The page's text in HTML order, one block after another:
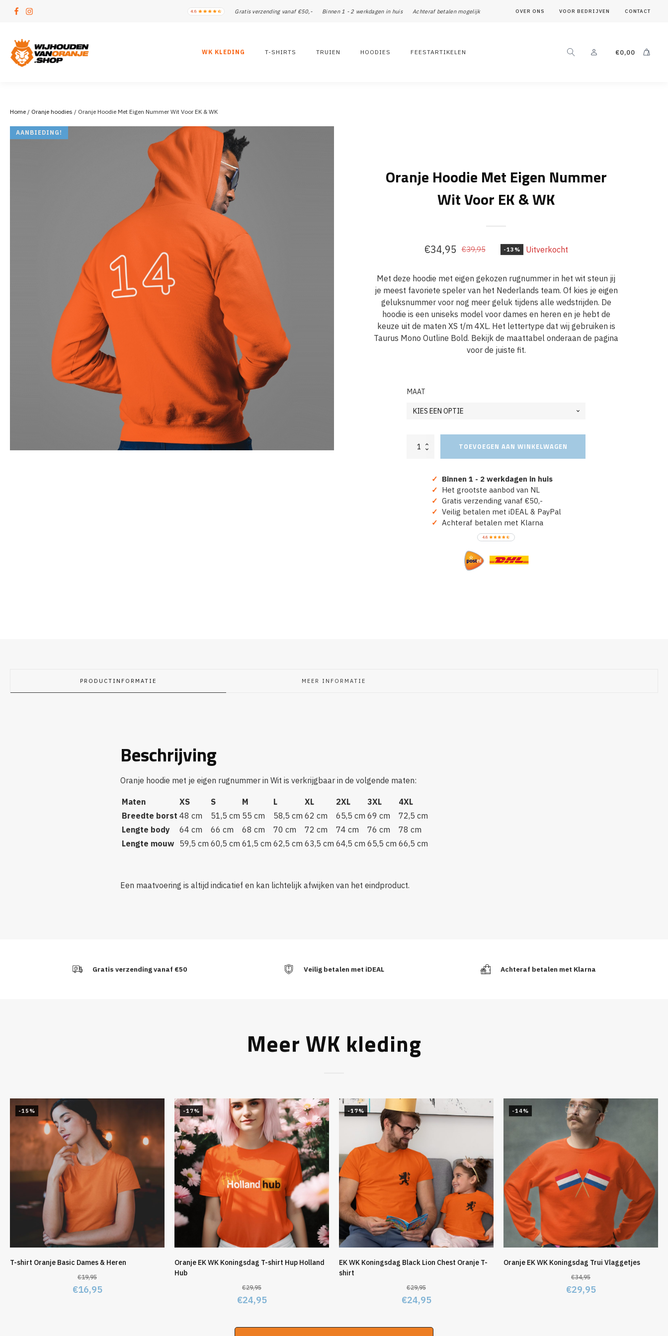
Gratis verzending vanaf €50,- Binnen 1 - 2 werkdagen in huis Achteraf betalen mogelijk OVER ONS VOOR BEDRIJVEN CONTACT
WK KLEDING T-SHIRTS TRUIEN HOODIES FEESTARTIKELEN €0,00
Home / Oranje hoodies / Oranje Hoodie Met Eigen Nummer Wit Voor EK & WK
AANBIEDING!
Oranje Hoodie Met Eigen Nummer
Wit Voor EK & WK
€39,95
Oorspronkelijke
was:
€39,95.
€34,95
Huidige
is:
€34,95.
-13% Uitverkocht
Met deze hoodie met eigen gekozen rugnummer in het wit steun jij
je meest favoriete speler van het Nederlands team. Of kies je eigen
geluksnummer voor nog meer geluk tijdens alle wedstrijden. De
hoodie is een uniseks model voor dames en heren en je hebt de
keuze uit de maten XS t/m 4XL. Het lettertype dat wij gebruiken is
Taurus Mono Outline Bold. Bekijk de maattabel onderaan de pagina
voor de juiste fit.
MAAT
Oranje
Hoodie
TOEVOEGEN AAN WINKELWAGEN
✓ Binnen 1 - 2 werkdagen in huis
✓ Het grootste aanbod van NL
✓ Gratis verzending vanaf €50,-
✓ Veilig betalen met iDEAL & PayPal
✓ Achteraf betalen met Klarna
PRODUCTINFORMATIE MEER INFORMATIE
Beschrijving
Oranje hoodie met je eigen rugnummer in Wit is verkrijgbaar in de volgende maten:
Maten XS S M L XL 2XL 3XL
4XL
Breedte borst 48 cm 51,5 cm 55 cm 58,5 cm 62 cm 65,5 cm 69 cm
72,5 cm
Lengte body
64 cm 66 cm 68 cm 70 cm 72 cm 74 cm 76 cm
78 cm
Lengte mouw 59,5 cm 60,5 cm 61,5 cm 62,5 cm 63,5 cm 64,5 cm 65,5 cm 66,5 cm
Een maatvoering is altijd indicatief en kan lichtelijk afwijken van het eindproduct.
Gratis verzending vanaf €50 Veilig betalen met iDEAL Achteraf betalen met Klarna
Meer WK kleding
-15%
T-shirt Oranje Basic Dames & Heren
€19,95
Oorspronkelijke
€16,95Huidige
-17%
Oranje EK WK Koningsdag T-shirt Hup Holland
Hub
€29,95
Oorspronkelijke
was:
€24,95Huidige
is:
-17%
EK WK Koningsdag Black Lion Chest Oranje T-
shirt
€29,95
Oorspronkelijke
was:
€24,95Huidige
is:
-14%
Oranje EK WK Koningsdag Trui Vlaggetjes
€34,95
Oorspronkelijke
€29,95Huidige